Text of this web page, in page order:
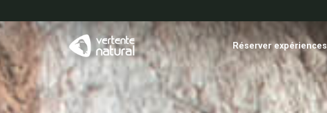
Réserver expériences